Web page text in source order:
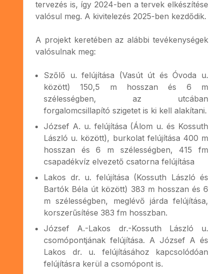
tervezés is, így 2024-ben a tervek elkészítése
valósul meg. A kivitelezés 2025-ben kezdődik.
A projekt keretében az alábbi tevékenységek
valósulnak meg:
Szőlő u. felújítása (Vasút út és Óvoda u.
között) 150,5 m hosszan és 6 m
szélességben, az utcában
forgalomcsillapító szigetet is ki kell alakítani.
József A. u. felújítása (Álom u. és Kossuth
László u. között), burkolat felújítása 400 m
hosszan és 6 m szélességben, 415 fm
csapadékvíz elvezető csatorna felújítása
Lakos dr. u. felújítása (Kossuth László és
Bartók Béla út között) 383 m hosszan és 6
m szélességben, meglévő járda felújítása,
korszerűsítése 383 fm hosszban.
József A.-Lakos dr.-Kossuth László u.
csomópontjának felújítása. A József A és
Lakos dr. u. felújításához kapcsolódóan
felújításra kerül a csomópont is.